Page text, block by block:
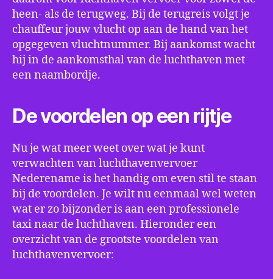
heen- als de terugweg. Bij de terugreis volgt je
chauffeur jouw vlucht op aan de hand van het
opgegeven vluchtnummer. Bij aankomst wacht
hij in de aankomsthal van de luchthaven met
een naambordje.
De voordelen op een rijtje
Nu je wat meer weet over wat je kunt
verwachten van luchthavenvervoer
Nederename is het handig om even stil te staan
bij de voordelen. Je wilt nu eenmaal wel weten
wat er zo bijzonder is aan een professionele
taxi naar de luchthaven. Hieronder een
overzicht van de grootste voordelen van
luchthavenvervoer: